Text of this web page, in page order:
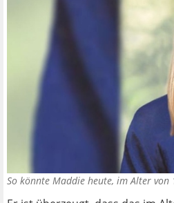
So könnte Maddie heute, im Alter